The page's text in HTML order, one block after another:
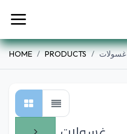
HOME PRODUCTS غسولات